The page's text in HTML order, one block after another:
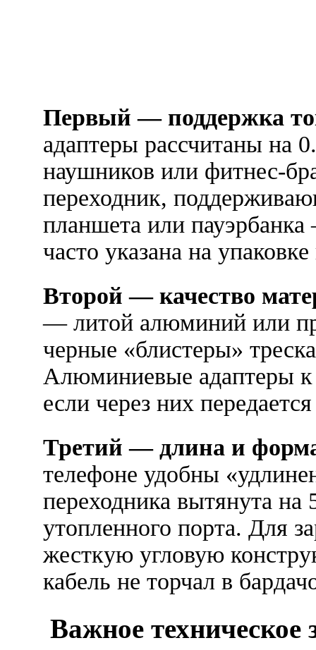
Первый — поддержка
адаптеры рассчитаны на
наушников или фитнес-
переходник,
планшета или
часто указана на
Второй — качество
— литой алюминий или
черные «блистеры»
Алюминиевые адаптеры
если через них
Третий — длина и
телефоне удобны
переходника вытянута
утопленного порта. Для
жесткую угловую
кабель не торчал в
Важное техническое